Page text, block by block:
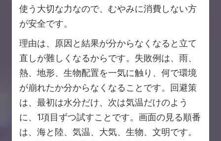
使う大切な力なので、むやみに消費しない方
が安全です。
理由は、原因と結果が分からなくなると立て
直しが難しくなるからです。失敗例は、雨、
熱、地形、生物配置を一気に触り、何で環境
が崩れたか分からなくなることです。回避策
は、最初は水分だけ、次は気温だけのよう
に、1項目ずつ試すことです。画面の見る順番
は、海と陸、気温、大気、生物、文明です。